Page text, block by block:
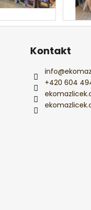
Kontakt
info@
+420 604